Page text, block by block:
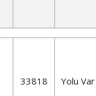
33818 Yolu Var